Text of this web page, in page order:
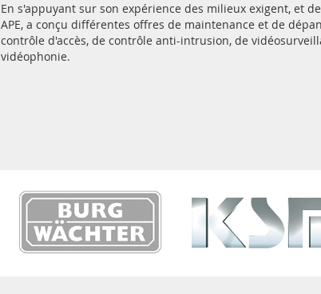
En s'appuyant sur son expérience des milieux exigent, et
APE, a conçu différentes offres de maintenance et de
contrôle d'accès, de contrôle anti-intrusion, de
vidéophonie.